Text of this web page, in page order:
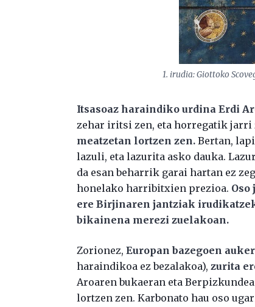
1. irudia: Giottoko
Itsasoaz haraindiko urdina Erdi
zehar iritsi zen, eta horregatik jarri
meatzetan lortzen zen. Bertan,
lazuli, eta lazurita asko dauka.
da esan beharrik garai hartan ez
honelako harribitxien prezioa.
ere Birjinaren jantziak
bikainena merezi zuelakoan.
Zorionez,Europan bazegoen
haraindikoa ez bezalakoa),zurita
Aroaren bukaeran eta
lortzen zen. Karbonato hau oso